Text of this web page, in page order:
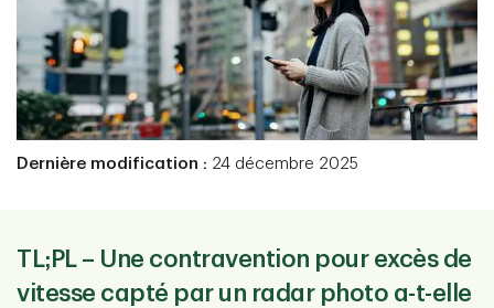
Dernière modification : 24 décembre 2025
TL;PL – Une contravention pour excès de
vitesse capté par un radar photo a-t-elle